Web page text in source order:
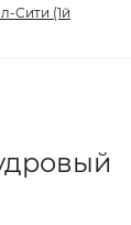
Сити (1й